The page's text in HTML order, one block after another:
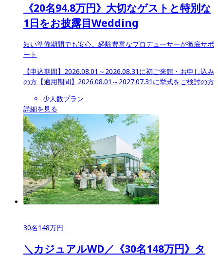
《20名94.8万円》大切なゲストと特別な
1日をお披露目Wedding
短い準備期間でも安心。経験豊富なプロデューサーが徹底サポ
ート
【申込期間】 2026.08.01～2026.08.31に初ご来館・お申し込み
の方 【適用期間】 2026.08.01～2027.07.31に挙式をご検討の方
少人数プラン
詳細を見る
30名148万円
＼カジュアルWD／《30名148万円》タ